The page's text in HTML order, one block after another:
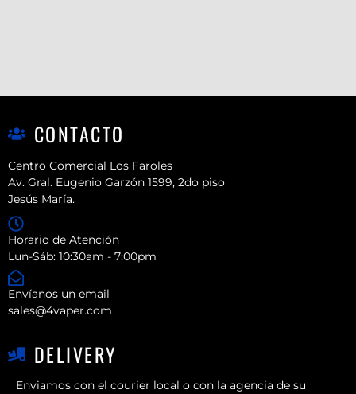
CONTACTO
Centro Comercial Los Faroles
Av. Gral. Eugenio Garzón 1599, 2do piso
Jesús María.
Horario de Atención
Lun-Sáb: 10:30am - 7:00pm
Envíanos un email
sales@4vaper.com
DELIVERY
Enviamos con el courier local o con la agencia de su